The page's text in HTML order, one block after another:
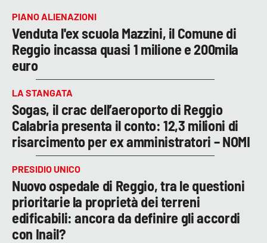
PIANO ALIENAZIONI
Venduta l'ex scuola Mazzini, il Comune di
Reggio incassa quasi 1 milione e 200mila
euro
LA STANGATA
Sogas, il crac dell’aeroporto di Reggio
Calabria presenta il conto: 12,3 milioni di
risarcimento per ex amministratori – NOMI
PRESIDIO UNICO
Nuovo ospedale di Reggio, tra le questioni
prioritarie la proprietà dei terreni
edificabili: ancora da definire gli accordi
con Inail?